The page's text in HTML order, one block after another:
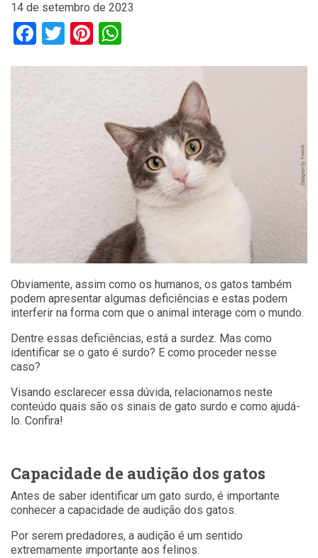
14 de setembro de 2023
Facebook
TwitterPinterest
Obviamente, assim como os humanos, os gatos também
podem apresentar algumas deficiências e estas podem
interferir na forma com que o animal interage com o mundo.
Dentre essas deficiências, está a surdez. Mas como
identificar se o gato é surdo? E como proceder nesse
caso?
Visando esclarecer essa dúvida, relacionamos neste
conteúdo quais são os sinais de gato surdo e como ajudá-
lo. Confira!
Capacidade de audição dos gatos
Antes de saber identificar um gato surdo, é importante
conhecer a capacidade de audição dos gatos.
Por serem predadores, a audição é um sentido
extremamente importante aos felinos.